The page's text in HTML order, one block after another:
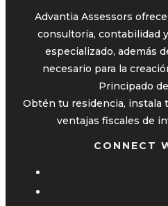
Advantia Assessors
consultoría, contabilidad
especializado, además
necesario para la
Principado
Obtén tu residencia, instala
ventajas fiscales de
CONNECT